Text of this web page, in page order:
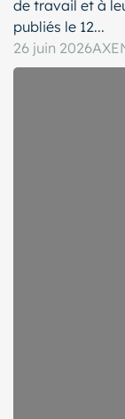
de travail et à
publiés le 12...
26 juin 2026